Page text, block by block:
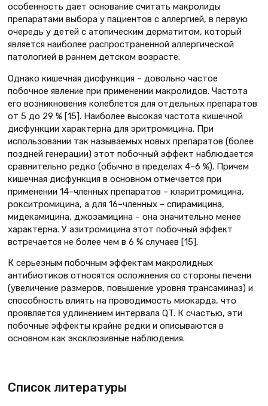
особенность дает основание считать макролиды
препаратами выбора у пациентов с аллергией, в первую
очередь у детей с атопическим дерматитом, который
является наиболее распространенной аллергической
патологией в раннем детском возрасте.
Однако кишечная дисфункция – довольно частое
побочное явление при применении макролидов. Частота
его возникновения колеблется для отдельных препаратов
от 5 до 29 % [15]. Наиболее высокая частота кишечной
дисфункции характерна для эритромицина. При
использовании так называемых новых препаратов (более
поздней генерации) этот побочный эффект наблюдается
сравнительно редко (обычно в пределах 4–6 %). Причем
кишечная дисфункция в основном отмечается при
применении 14–членных препаратов – кларитромицина,
рокситромицина, а для 16–членных – спирамицина,
мидекамицина, джозамицина – она значительно менее
характерна. У азитромицина этот побочный эффект
встречается не более чем в 6 % случаев [15].
К серьезным побочным эффектам макролидных
антибиотиков относятся осложнения со стороны печени
(увеличение размеров, повышение уровня трансаминаз) и
способность влиять на проводимость миокарда, что
проявляется удлинением интервала QT. К счастью, эти
побочные эффекты крайне редки и описываются в
основном как эксклюзивные наблюдения.
Список литературы